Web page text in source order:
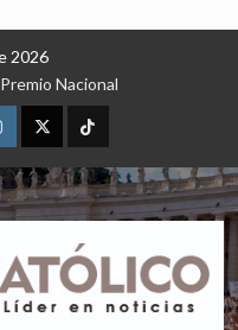
2026
Premio Nacional
X TikTok